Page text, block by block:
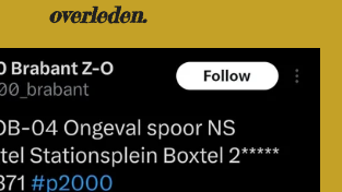
overleden.